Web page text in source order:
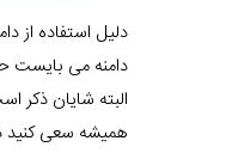
دلیل استفاده
دامنه می بایست حداقل از 3 حرف تشکیل شده باشد که البته در این زمان و با توجه به خرید و فروش انواع دامنه که تبدیل به یک شغل
البته شایان ذکر است دامنه 2 حرفی نیز داریم که در شرایط
همیشه سعی کنید دامنه خود را حدقال 2 ساله ثبت کنید و